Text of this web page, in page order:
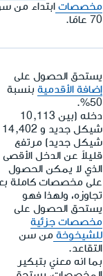
مخصصات ابتداء من
70 عامًا.
يستحق الحصول على
إضافة الأقدمية بنسبة
50%.
دخله (بين 10,113
شيكل جديد و 14,402
شيكل جديد) مرتفع
قليلاً عن الدخل الأقصى
الذي لا يمكن الحصول
على مخصصات كاملة
تجاوزه، ولهذا فهو
يستحق الحصول على
مخصصات جزئية
للشيخوخة من سن
التقاعد.
بما انه معنيّ بتبكير